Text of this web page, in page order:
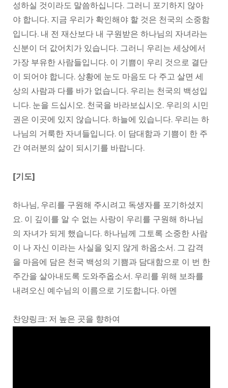
성하실 것이라도 말씀하십니다. 그러니 포기하지 않아
야 합니다. 지금 우리가 확인해야 할 것은 천국의 소중함
입니다. 내 전 재산보다 내 구원받은 하나님의 자녀라는
신분이 더 값어치가 있습니다. 그러니 우리는 세상에서
가장 부유한 사람들입니다. 이 기쁨이 우리 것으로 결단
이 되어야 합니다. 상황에 눈도 마음도 다 주고 살면 세
상의 사람과 다를 바가 없습니다. 우리는 천국의 백성입
니다. 눈을 드십시오. 천국을 바라보십시오. 우리의 시민
권은 이곳에 있지 않습니다. 하늘에 있습니다. 우리는 하
나님의 거룩한 자녀들입니다. 이 담대함과 기쁨이 한 주
간 여러분의 삶이 되시기를 바랍니다.
[기도]
하나님, 우리를 구원해 주시려고 독생자를 포기하셨지
요. 이 깊이를 알 수 없는 사랑이 우리를 구원해 하나님
의 자녀가 되게 했습니다. 하나님께 그토록 소중한 사람
이 나 자신 이라는 사실을 잊지 않게 하옵소서. 그 감격
을 마음에 담은 천국 백성의 기쁨과 담대함으로 이 번 한
주간을 살아내도록 도와주옵소서. 우리를 위해 보좌를
내려오신 예수님의 이름으로 기도합니다. 아멘
찬양링크: 저 높은 곳을 향하여